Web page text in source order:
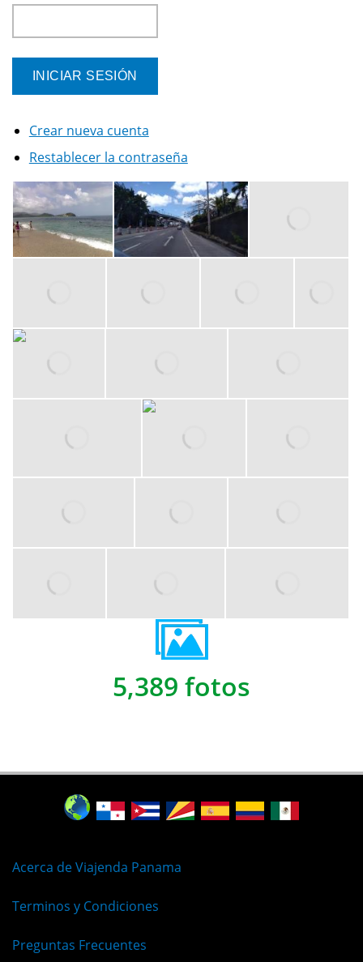
Crear nueva cuenta
Restablecer la contraseña
5,389 fotos
Acerca de Viajenda Panama
Terminos y Condiciones
Preguntas Frecuentes